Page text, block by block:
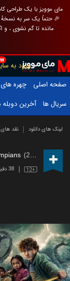
مای موویز با یک طراحی
🎉 حتماً یک سر به
مانده تا گم نشوی ، و
ورود به
صفحه اصلی
چهره
سریال ها
آخرین دوبله
لینک های دانلود نقد های
(2023 – )
12+ 38 دقیقه